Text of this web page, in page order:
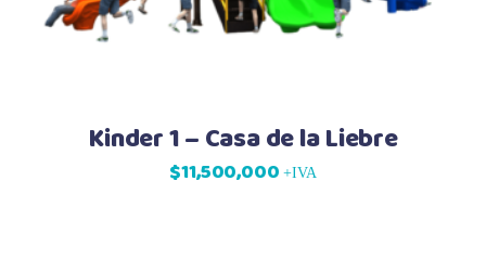
Kinder 1 – Casa de la Liebre
$11,500,000 +IVA